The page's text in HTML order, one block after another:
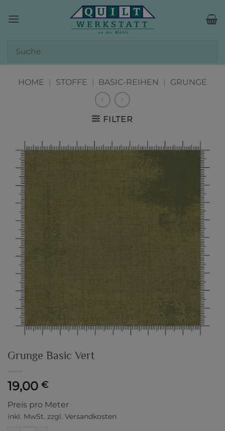
Inhalt
HOME | STOFFE | BASIC-REIHEN | GRUNGE
FILTER
Grunge Basic Vert
19,00 €
Preis pro Meter
inkl. MwSt. zzgl. Versandkosten